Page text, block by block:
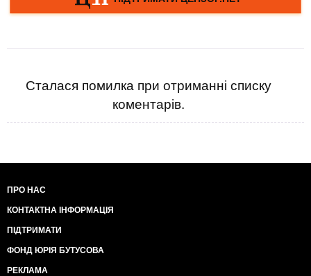
Сталася помилка при отриманні списку
коментарів.
ПРО НАС
КОНТАКТНА ІНФОРМАЦІЯ
ПІДТРИМАТИ
ФОНД ЮРІЯ БУТУСОВА
РЕКЛАМА